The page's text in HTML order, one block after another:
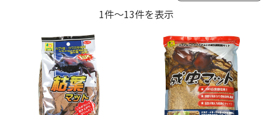
1件～13件を表示